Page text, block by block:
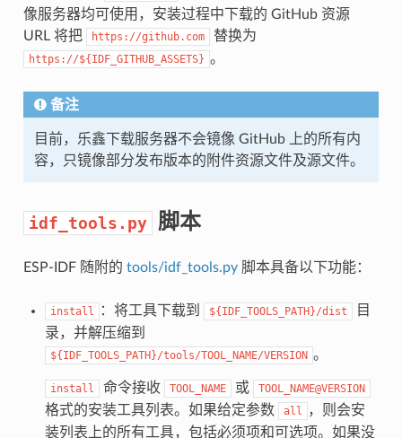
像服务器均可使用，安装过程中下载的 GitHub 资源
URL 将把
https://github.com 替换为
https://${IDF_GITHUB_ASSETS} 。
备注
目前，乐鑫下载服务器不会镜像 GitHub 上的所有内
容，只镜像部分发布版本的附件资源文件及源文件。
idf_tools.py 脚本
ESP-IDF 随附的 tools/idf_tools.py脚本具备以下功能：
install ：将工具下载到 ${IDF_TOOLS_PATH}/dist
目
录，并解压缩到
${IDF_TOOLS_PATH}/tools/TOOL_NAME/VERSION 。
install 命令接收 TOOL_NAME 或 TOOL_NAME@VERSION
格式的安装工具列表。如果给定参数 all
，则会安
装列表上的所有工具，包括必须项和可选项。如果没